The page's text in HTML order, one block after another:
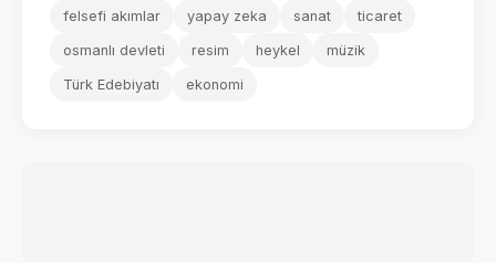
felsefi akımlar yapay zeka sanat ticaret
osmanlı devleti resim heykel müzik
Türk Edebiyatı ekonomi